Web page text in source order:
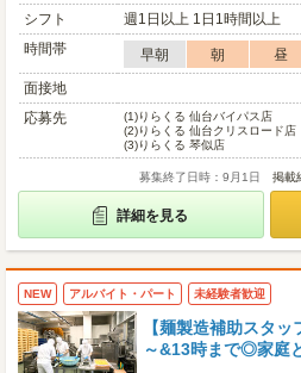
シフト
週1日以上 1日1時間以上
時間帯
早朝 朝 昼
面接地
応募先
(1)りらくる 仙台バイパス店
(2)りらくる 仙台クリスロード店
(3)りらくる 琴似店
募集終了日時：9月1日 掲載
詳細を見る
NEW アルバイト・パート 未経験者歓迎
【麺製造補助スタ
～&13時まで◎家庭